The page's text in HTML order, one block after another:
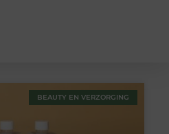
BEAUTY EN VERZORGING